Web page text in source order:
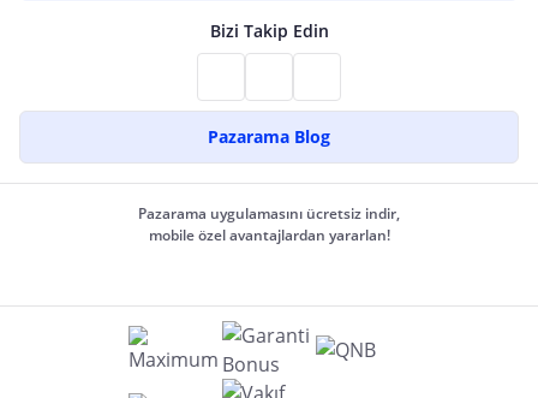
Bizi Takip Edin
Pazarama Blog
Pazarama uygulamasını ücretsiz indir,
mobile özel avantajlardan yararlan!